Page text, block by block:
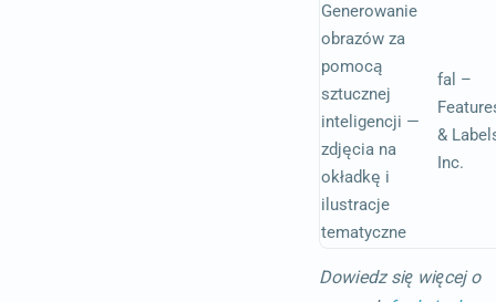
Generowanie
obrazów za
pomocą
sztucznej
inteligencji —
zdjęcia na
okładkę i
ilustracje
tematyczne
fal –
&
Inc.
Dowiedz się więcej o